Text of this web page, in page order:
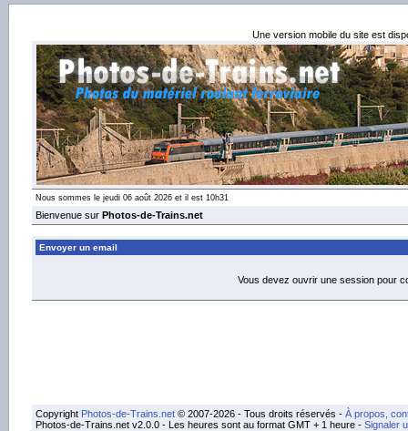
Une version mobile du site est
Nous sommes le jeudi 06 août 2026 et il est 10h31
Bienvenue sur Photos-de-Trains.net
Envoyer un email
Vous devez ouvrir une session pour
Copyright Photos-de-Trains.net © 2007-2026 - Tous droits réservés - À propos,
Photos-de-Trains.net v2.0.0 - Les heures sont au format GMT + 1 heure - Signaler